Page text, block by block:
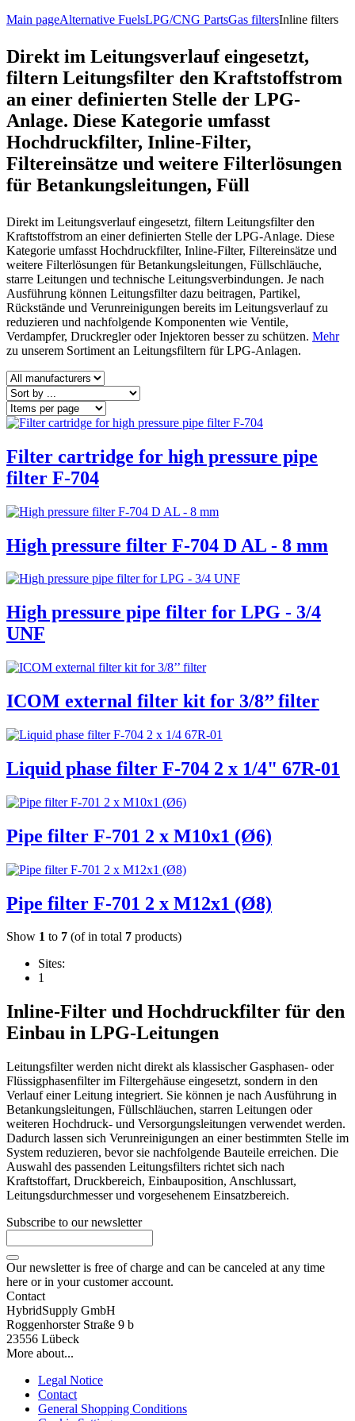
Main pageAlternative FuelsLPG/CNG PartsGas filtersInline filters
Direkt im Leitungsverlauf eingesetzt,
filtern Leitungsfilter den Kraftstoffstrom
an einer definierten Stelle der LPG-
Anlage. Diese Kategorie umfasst
Hochdruckfilter, Inline-Filter,
Filtereinsätze und weitere Filterlösungen
für Betankungsleitungen, Füll
Direkt im Leitungsverlauf eingesetzt, filtern Leitungsfilter den
Kraftstoffstrom an einer definierten Stelle der LPG-Anlage. Diese
Kategorie umfasst Hochdruckfilter, Inline-Filter, Filtereinsätze und
weitere Filterlösungen für Betankungsleitungen, Füllschläuche,
starre Leitungen und technische Leitungsverbindungen. Je nach
Ausführung können Leitungsfilter dazu beitragen, Partikel,
Rückstände und Verunreinigungen bereits im Leitungsverlauf zu
reduzieren und nachfolgende Komponenten wie Ventile,
Verdampfer, Druckregler oder Injektoren besser zu schützen. Mehr
zu unserem Sortiment an Leitungsfiltern für LPG-Anlagen.
Filter cartridge for high pressure pipe
filter F-704
High pressure filter F-704 D AL - 8 mm
High pressure pipe filter for LPG - 3/4
UNF
ICOM external filter kit for 3/8’’ filter
Liquid phase filter F-704 2 x 1/4" 67R-01
Pipe filter F-701 2 x M10x1 (Ø6)
Pipe filter F-701 2 x M12x1 (Ø8)
Show 1 to 7 (of in total 7 products)
Sites:
1
Inline-Filter und Hochdruckfilter für den
Einbau in LPG-Leitungen
Leitungsfilter werden nicht direkt als klassischer Gasphasen- oder
Flüssigphasenfilter im Filtergehäuse eingesetzt, sondern in den
Verlauf einer Leitung integriert. Sie können je nach Ausführung in
Betankungsleitungen, Füllschläuchen, starren Leitungen oder
weiteren Hochdruck- und Versorgungsleitungen verwendet werden.
Dadurch lassen sich Verunreinigungen an einer bestimmten Stelle im
System reduzieren, bevor sie nachfolgende Bauteile erreichen. Die
Auswahl des passenden Leitungsfilters richtet sich nach
Kraftstoffart, Druckbereich, Einbauposition, Anschlussart,
Leitungsdurchmesser und vorgesehenem Einsatzbereich.
Subscribe to our newsletter
Our newsletter is free of charge and can be canceled at any time
here or in your customer account.
Contact
HybridSupply GmbH
Roggenhorster Straße 9 b
23556 Lübeck
More about...
Legal Notice
Contact
General Shopping Conditions